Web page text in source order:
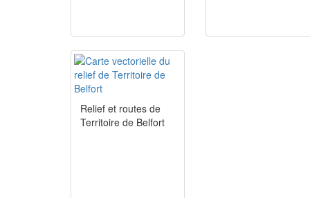
Relief et routes de
Territoire de Belfort